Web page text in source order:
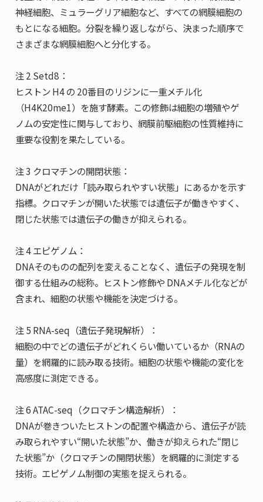
神経細胞、ミュラーグリア細胞など、すべての網膜細胞の
もとになる細胞。分裂を繰り返しながら、決まった順序で
さまざまな網膜細胞へと分化する。
注 2 Setd8：
ヒストン H4 の 20番目のリジンに一重メチル化
（H4K20me1）を施す酵素。この修飾は細胞の増殖やゲ
ノムの安定性に関与しており、網膜前駆細胞の性質維持に
重要な役割を果たしている。
注 3 クロマチンの開閉状態：
DNAがどれだけ「読み取られやすい状態」にあるかを示す
指標。クロマチンが開いた状態では遺伝子が働きやすく、
閉じた状態では遺伝子の働きが抑えられる。
注 4 エピゲノム：
DNAそのものの配列を変えることなく、遺伝子の発現を制
御する仕組みの総称。ヒストン修飾や DNAメチル化などが
含まれ、細胞の状態や機能を決定づける。
注 5 RNA-seq（遺伝子発現解析）：
細胞の中でどの遺伝子がどれくらい働いているか（RNAの
量）を網羅的に読み取る技術。細胞の状態や機能の変化を
高感度に測定できる。
注 6 ATAC-seq（クロマチン構造解析）：
DNAが巻きついたヒストンの配置や構造から、遺伝子が読
み取られやすい“開いた状態”か、働きが抑えられた“閉じ
た状態”か（クロマチンの開閉状態）を網羅的に測定する
技術。エピゲノム制御の実態を捉えられる。